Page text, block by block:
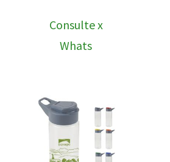
Consulte x
Whats